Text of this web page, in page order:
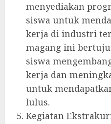
menyediakan
siswa untuk
kerja di industri
magang ini
siswa
kerja dan
untuk
lulus.
Kegiatan